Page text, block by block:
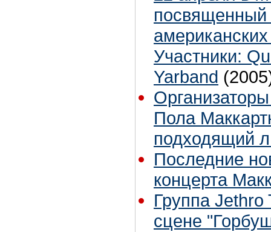
Участники:
Yarband
Пола
подходящий
Последние
концерта
Группа Jethro
сцене